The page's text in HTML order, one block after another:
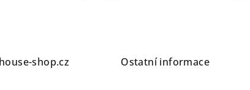
shop.cz Ostatní informace